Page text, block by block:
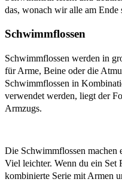
das, wonach wir alle am Ende
Schwimmflossen
Schwimmflossen werden in
für Arme, Beine oder die
Schwimmflossen in
verwendet werden, liegt der
Armzugs.
Die Schwimmflossen machen
Viel leichter. Wenn du ein Set
kombinierte Serie mit Armen